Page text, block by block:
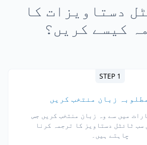
دستاویزات کا
کیسے کریں؟
STEP 1
زبان منتخب کریں
میں سے وہ زبان منتخب کریں جس
سب ٹائٹل دستاویز کا ترجمہ کرنا
چاہتے ہیں۔